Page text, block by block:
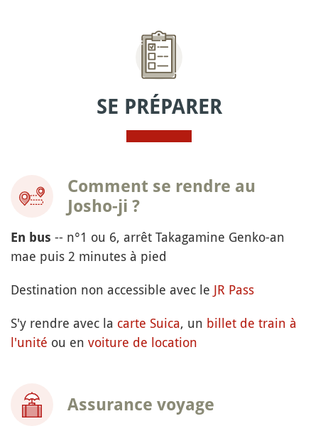
SE PRÉPARER
Comment se rendre au
Josho-ji ?
En bus -- n°1 ou 6, arrêt Takagamine Genko-an
mae puis 2 minutes à pied
Destination non accessible avec le JR Pass
S'y rendre avec la carte Suica, un billet de train à
l'unité ou en voiture de location
Assurance voyage